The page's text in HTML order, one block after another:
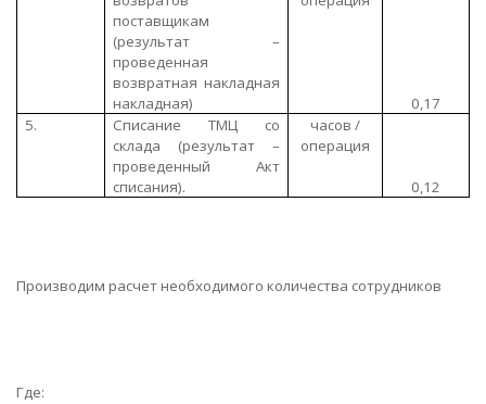
поставщикам
(результат –
проведенная
возвратная накладная
накладная)
0,17
5.
Списание ТМЦ со
склада (результат –
проведенный Акт
списания).
часов /
операция
0,12
Производим расчет необходимого количества сотрудников
Где: